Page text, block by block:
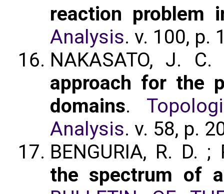
reaction problem
Analysis. v. 100, p.
NAKASATO, J.
approach for the
domains.
Analysis. v. 58, p.
BENGURIA, R. D.
the spectrum of